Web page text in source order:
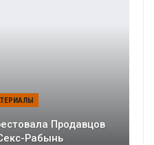
Продавцов
Рабынь